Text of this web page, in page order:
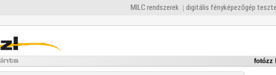
MILC rendszerek digitális fényképezőgép
fotózz